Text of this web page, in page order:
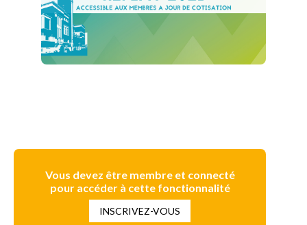
Vous devez être membre et connecté
pour accéder à cette fonctionnalité
INSCRIVEZ-VOUS